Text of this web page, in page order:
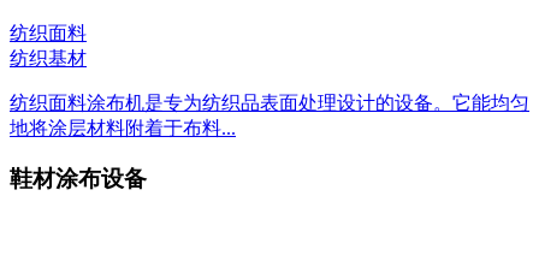
纺织面料
纺织基材
纺织面料涂布机是专为纺织品表面处理设计的设备。它能均匀
地将涂层材料附着于布料...
鞋材涂布设备